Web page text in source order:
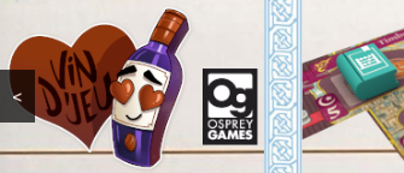
Skip to content
<